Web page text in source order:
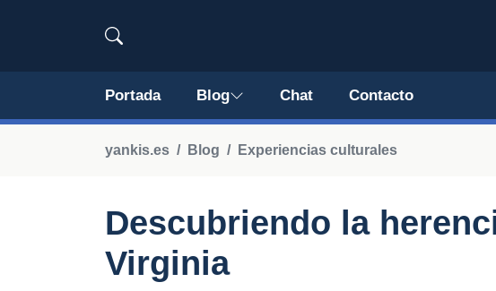
Portada Blog Chat Contacto
yankis.es Blog Experiencias culturales
Descubriendo la
Virginia